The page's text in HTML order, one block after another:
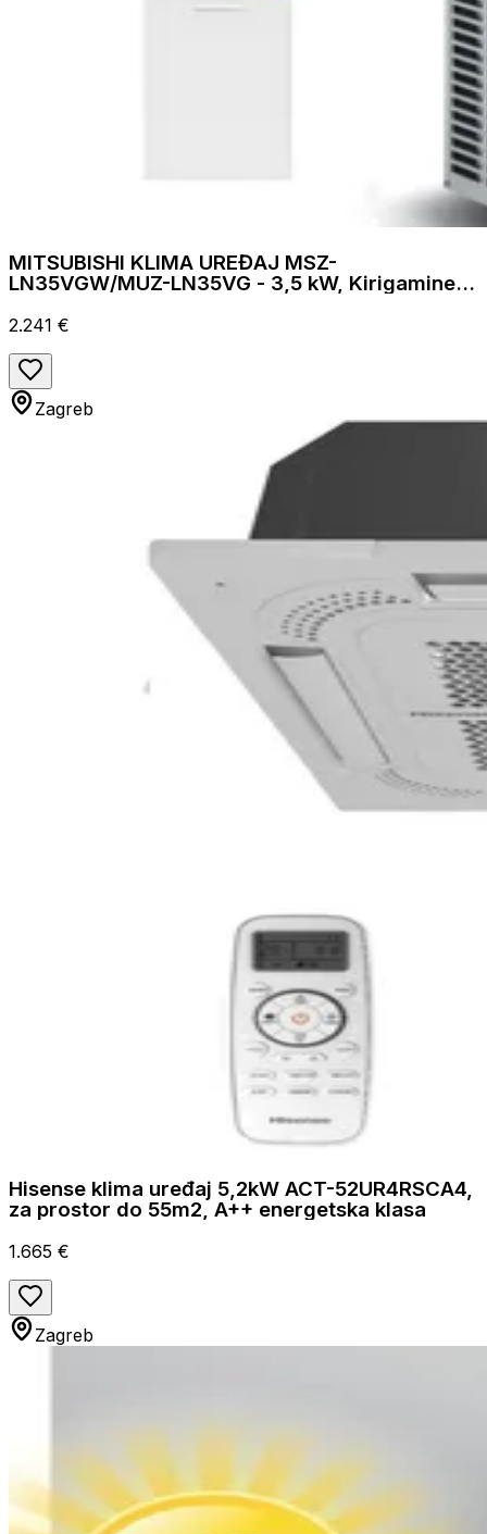
MITSUBISHI KLIMA UREĐAJ MSZ-
LN35VGW/MUZ-LN35VG - 3,5 kW, Kirigamine
klasa
2.241 €
Zagreb
Hisense klima uređaj 5,2kW ACT-52UR4RSCA4,
za prostor do 55m2, A++ energetska klasa
1.665 €
Zagreb